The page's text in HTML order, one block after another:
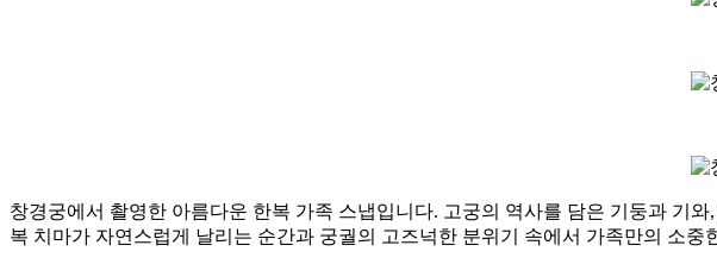
창경궁에서 촬영한 아름다운 한복 가족 스냅입니다. 고궁의 역사를 담은 기둥과 기
복 치마가 자연스럽게 날리는 순간과 궁궐의 고즈넉한 분위기 속에서 가족만의 소